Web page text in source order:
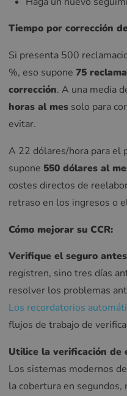
Tiempo por corrección
Si presenta 500
%, eso supone 75
corrección. A una media
horas al mes solo para
evitar.
A 22 dólares/hora para el
supone 550 dólares al
costes directos de
retraso en los ingresos o
Cómo mejorar su CCR:
Verifique el seguro
registren, sino tres días
resolver los problemas
Los recordatorios
flujos de trabajo de
Utilice la verificación de
Los sistemas modernos
la cobertura en